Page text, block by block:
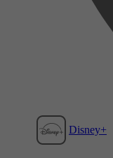
Disney+